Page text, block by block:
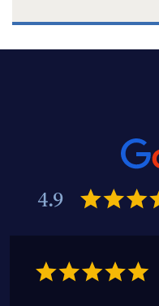
4.9